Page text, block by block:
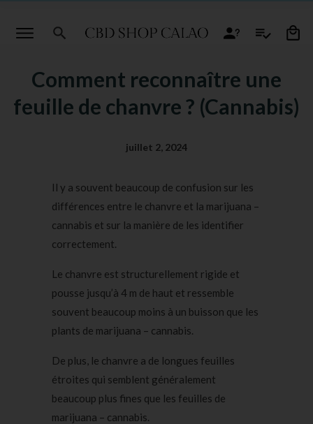
Comment reconnaître une
feuille de chanvre ? (Cannabis)
juillet 2, 2024
Il y a souvent beaucoup de confusion sur les
différences entre le chanvre et la marijuana –
cannabis et sur la manière de les identifier
correctement.
Le chanvre est structurellement rigide et
pousse jusqu’à 4 m de haut et ressemble
souvent beaucoup moins à un buisson que les
plants de marijuana – cannabis.
De plus, le chanvre a de longues feuilles
étroites qui semblent généralement
beaucoup plus fines que les feuilles de
marijuana – cannabis.